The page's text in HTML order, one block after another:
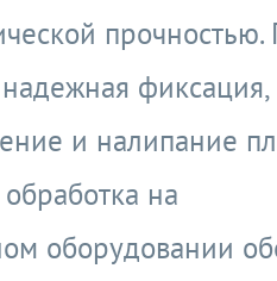
прочностью.
фиксация,
и налипание
на
оборудовании